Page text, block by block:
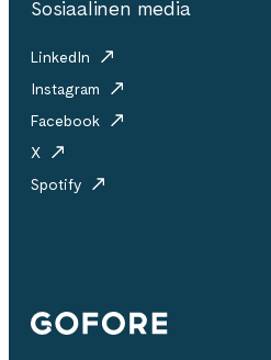
Sosiaalinen media
LinkedIn
Instagram
Facebook
X
Spotify
Gofore